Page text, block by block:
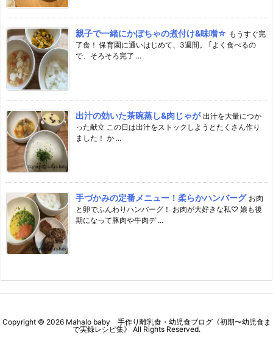
親子で一緒にかぼちゃの煮付け&味噌☆ もうすぐ完
了食！ 保育園に通いはじめて、3週間。 ｢よく食べるの
で、そろそろ完了 ...
出汁の効いた茶碗蒸し&肉じゃが 出汁を大量につか
った献立 この日は出汁をストックしようとたくさん作り
ました！ か ...
手づかみの定番メニュー！柔らかハンバーグ お肉
と卵でふんわりハンバーグ！ お肉が大好きな私♡ 娘も後
期になって豚肉や牛肉デ ...
Copyright © 2026 Mahalo baby 手作り離乳食・幼児食ブログ《初期〜幼児食ま
で実録レシピ集》 All Rights Reserved.